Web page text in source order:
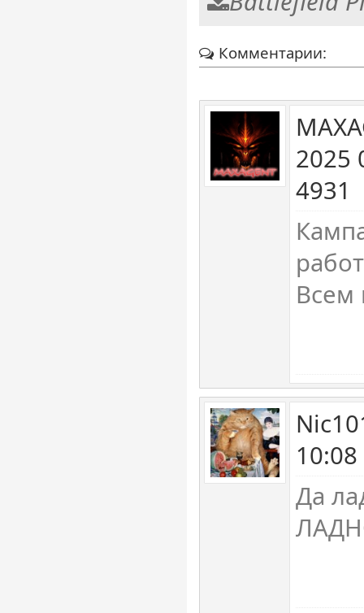
Комментарии:
2025
4931
Всем
Да